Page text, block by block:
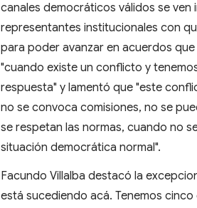
canales democráticos válidos se
representantes institucionales con
para poder avanzar en acuerdos
"cuando existe un conflicto y
respuesta" y lamentó que "este
no se convoca comisiones, no se
se respetan las normas, cuando no
situación democrática normal".
Facundo Villalba destacó la
está sucediendo acá. Tenemos